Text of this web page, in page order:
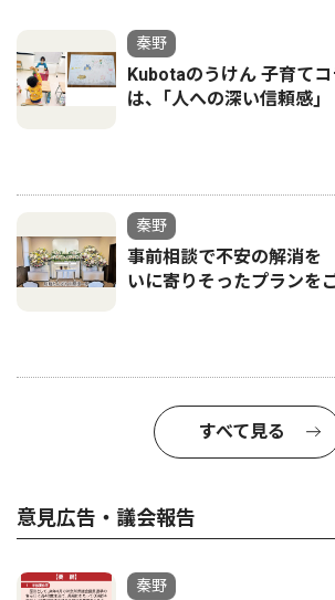
秦野
Kubotaのうけん 子育て
は、｢人への深い信頼感｣
秦野
事前相談で不安の解消
いに寄りそったプランを
すべて見る
意見広告・議会報告
秦野